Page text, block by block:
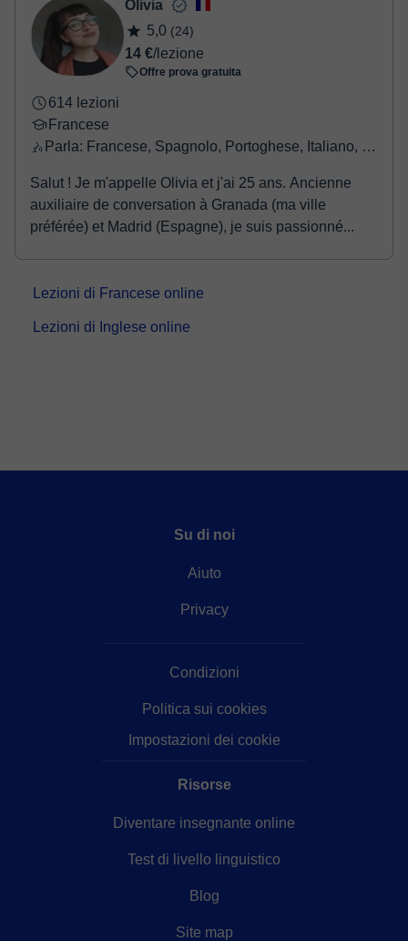
Una volta che hai realizzato il pagamento, riceverai un email di
conferma della prenotazione.
Olivia
5,0 (24)
14 €/lezione
Offre prova gratuita
614 lezioni
Francese
Parla: Francese, Spagnolo, Portoghese, Italiano, Inglese, Greco
Salut ! Je m'appelle Olivia et j'ai 25 ans. Ancienne
auxiliaire de conversation à Granada (ma ville
préférée) et Madrid (Espagne), je suis passionné...
Lezioni di Francese online
Lezioni di Inglese online
Su di noi
Aiuto
Privacy
Condizioni
Politica sui cookies
Impostazioni dei cookie
Risorse
Diventare insegnante online
Test di livello linguistico
Blog
Site map